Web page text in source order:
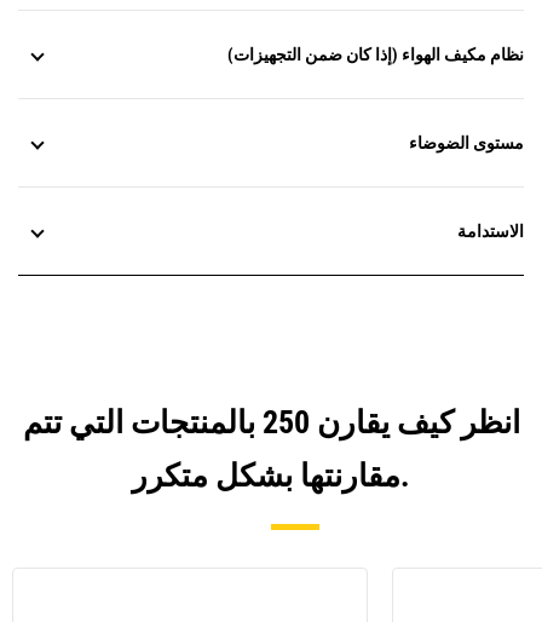
نظام مكيف الهواء (إذا كان ضمن التجهيزات)
مستوى الضوضاء
الاستدامة
انظر كيف يقارن 250 بالمنتجات التي تتم
مقارنتها بشكل متكرر.